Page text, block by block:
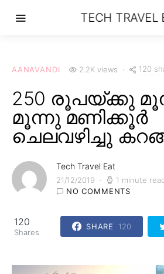
TECH TRAVEL
AANAVANDI 2.2K views 120
250 രൂപയ്ക്കു
മൂന്നു മണിക്കൂർ
ചെലവഴിച്ചു
Tech Travel Eat
21/12/2019
1 minute
NO COMMENTS
120
Shares
SHARE 120